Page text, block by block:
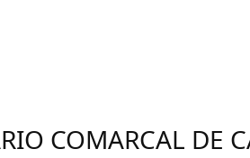
COMARCAL DE